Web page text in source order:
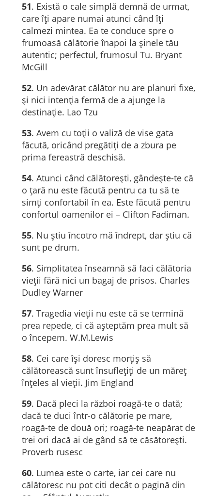
51. Există o cale simplă demnă de urmat,
care îți apare numai atunci când îți
calmezi mintea. Ea te conduce spre o
frumoasă călătorie înapoi la șinele tău
autentic; perfectul, frumosul Tu. Bryant
McGill
52. Un adevărat călător nu are planuri fixe,
și nici intenția fermă de a ajunge la
destinație. Lao Tzu
53. Avem cu toţii o valiză de vise gata
făcută, oricând pregătiţi de a zbura pe
prima fereastră deschisă.
54. Atunci când călătorești, gândește-te că
o țară nu este făcută pentru ca tu să te
simți confortabil în ea. Este făcută pentru
confortul oamenilor ei – Clifton Fadiman.
55. Nu știu încotro mă îndrept, dar știu că
sunt pe drum.
56. Simplitatea înseamnă să faci călătoria
vieții fără nici un bagaj de prisos. Charles
Dudley Warner
57. Tragedia vieții nu este că se termină
prea repede, ci că așteptăm prea mult să
o începem. W.M.Lewis
58. Cei care își doresc morțiș să
călătorească sunt însuflețiți de un măreț
înțeles al vieții. Jim England
59. Dacă pleci la război roagă-te o dată;
dacă te duci într-o călătorie pe mare,
roagă-te de două ori; roagă-te neapărat de
trei ori dacă ai de gând să te căsătorești.
Proverb rusesc
60. Lumea este o carte, iar cei care nu
călătoresc nu pot citi decât o pagină din